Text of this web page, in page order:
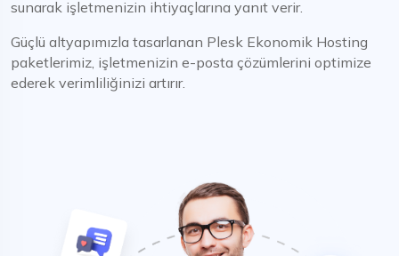
sunarak işletmenizin ihtiyaçlarına yanıt verir.
Güçlü altyapımızla tasarlanan Plesk Ekonomik Hosting
paketlerimiz, işletmenizin e-posta çözümlerini optimize
ederek verimliliğinizi artırır.